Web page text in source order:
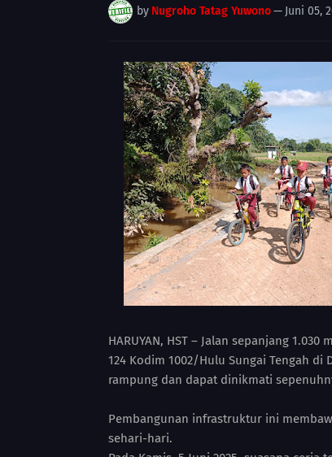
by Nugroho Tatag Yuwono— Juni 05,
HARUYAN, HST – Jalan sepanjang
124 Kodim 1002/Hulu Sungai Tengah di
rampung dan dapat dinikmati
Pembangunan infrastruktur ini
sehari-hari.